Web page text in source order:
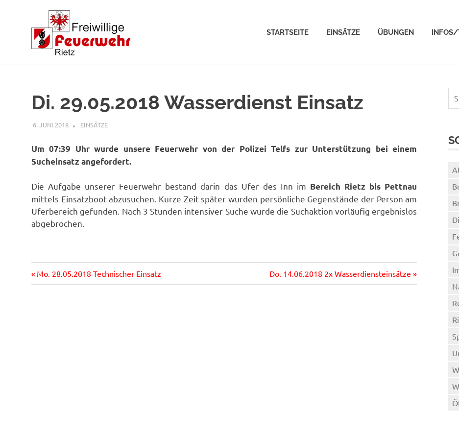
STARTSEITE EINSÄTZE ÜBUNGEN INFOS/
Di. 29.05.2018 Wasserdienst Einsatz
6. JUNI 2018 RAINER SCHUCHTER
EINSÄTZE
Um 07:39 Uhr wurde unsere Feuerwehr von der Polizei Telfs zur Unterstützung bei einem
Sucheinsatz angefordert.
Die Aufgabe unserer Feuerwehr bestand darin das Ufer des Inn im Bereich Rietz bis Pettnau
mittels Einsatzboot abzusuchen. Kurze Zeit später wurden persönliche Gegenstände der Person am
Uferbereich gefunden. Nach 3 Stunden intensiver Suche wurde die Suchaktion vorläufig ergebnislos
abgebrochen.
Beitragsnavigation
Vorheriger
Beitrag:
Mo. 28.05.2018 Technischer Einsatz
Nächster
Beitrag:
Do. 14.06.2018 2x Wasserdiensteinsätze